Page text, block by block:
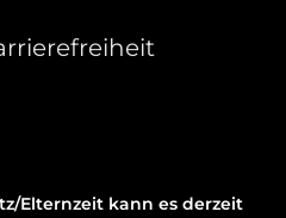
Elternzeit kann es derzeit